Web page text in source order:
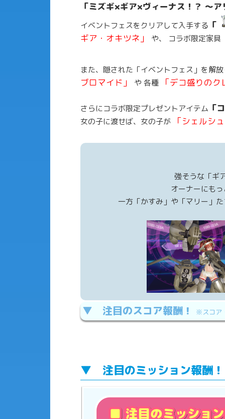
「ミズギ×ギア×ヴィーナス！？ ～
イベントフェスをクリアして入手する 「
ギア・オキツネ」
や、 コラボ限定家具
また、隠された「イベントフェス」を解
ブロマイド」 や 各種 「デコ盛りの
さらにコラボ限定プレゼントアイテム 「
女の子に渡せば、女の子が 「シェルシ
強そうな「ギ
オーナーにも
一方「かすみ」や「マリー」
▼ 注目のスコア報酬！ ※スコア
▼ 注目のミッション報酬！